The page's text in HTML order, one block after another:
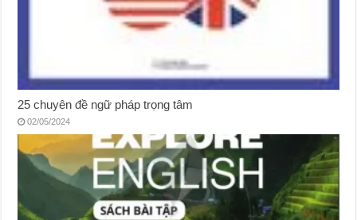
25 chuyên đề ngữ pháp trọng tâm
02/05/2024